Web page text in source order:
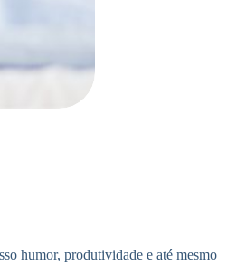
humor, produtividade e até mesmo